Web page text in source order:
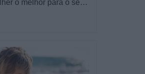
o melhor para o seu